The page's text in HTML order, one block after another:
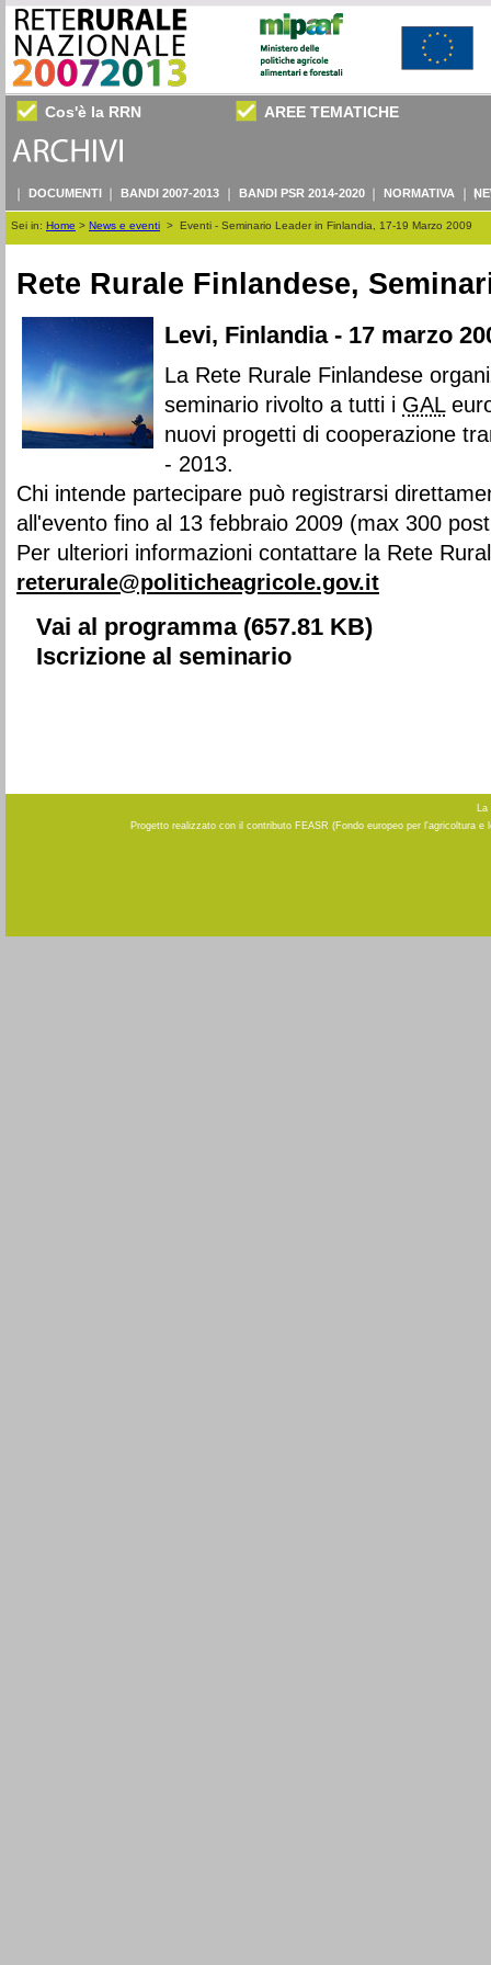
Cos'è la RRN AREE TEMATICHE
DOCUMENTI BANDI 2007-2013 BANDI PSR 2014-2020 NORMATIVA
Sei in: Home > News e eventi > Eventi - Seminario Leader in Finlandia, 17-19 Marzo 2009
Rete Rurale Finlandese,
Levi, Finlandia - 17 marzo
La Rete Rurale Finlandese
seminario rivolto a tutti i GAL
nuovi progetti di cooperazione
- 2013.
Chi intende partecipare può registrarsi
all'evento fino al 13 febbraio 2009 (max 300
Per ulteriori informazioni contattare la Rete
reterurale@politicheagricole.gov.it
Vai al programma(657.81 KB)
Iscrizione al seminario
La
Progetto realizzato con il contributo FEASR (Fondo europeo per l'agricoltura